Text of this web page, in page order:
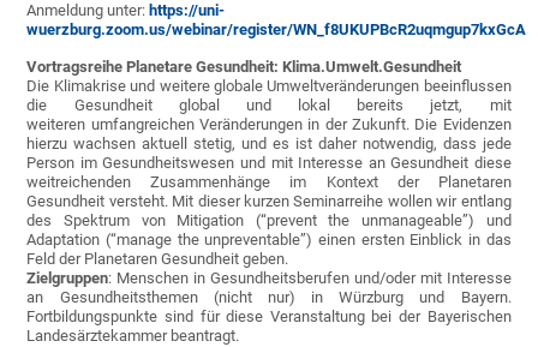
Anmeldung unter: https://uni-
wuerzburg.zoom.us/webinar/register/WN_f8UKUPBcR2uqmgup7kxGcA
Vortragsreihe Planetare Gesundheit: Klima.Umwelt.Gesundheit
Die Klimakrise und weitere globale Umweltveränderungen beeinflussen
die Gesundheit global und lokal bereits jetzt, mit
weiteren umfangreichen Veränderungen in der Zukunft. Die Evidenzen
hierzu wachsen aktuell stetig, und es ist daher notwendig, dass jede
Person im Gesundheitswesen und mit Interesse an Gesundheit diese
weitreichenden Zusammenhänge im Kontext der Planetaren
Gesundheit versteht. Mit dieser kurzen Seminarreihe wollen wir entlang
des Spektrum von Mitigation (“prevent the unmanageable”) und
Adaptation (“manage the unpreventable”) einen ersten Einblick in das
Feld der Planetaren Gesundheit geben.
Zielgruppen: Menschen in Gesundheitsberufen und/oder mit Interesse
an Gesundheitsthemen (nicht nur) in Würzburg und Bayern.
Fortbildungspunkte sind für diese Veranstaltung bei der Bayerischen
Landesärztekammer beantragt.